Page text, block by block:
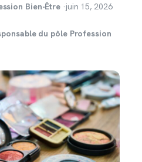
Bien-Être ·juin 15, 2026
du pôle Profession